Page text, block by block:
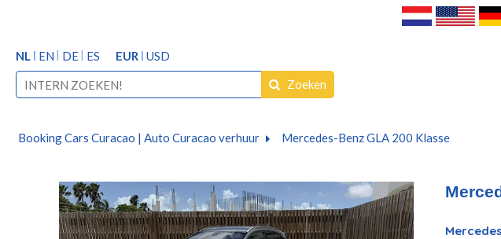
NL EN DE ES EUR USD
Zoeken
Booking Cars Curacao | Auto Curacao verhuur Mercedes-Benz GLA 200 Klasse